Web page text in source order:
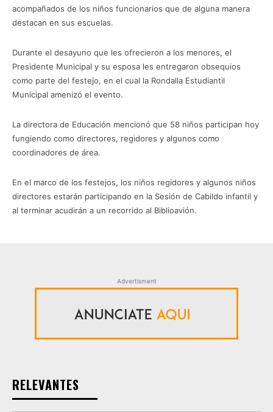
acompañados de los niños funcionarios que de alguna manera
destacan en sus escuelas.
Durante el desayuno que les ofrecieron a los menores, el
Presidente Municipal y su esposa les entregaron obsequios
como parte del festejo, en el cual la Rondalla Estudiantil
Municipal amenizó el evento.
La directora de Educación mencionó que 58 niños participan hoy
fungiendo como directores, regidores y algunos como
coordinadores de área.
En el marco de los festejos, los niños regidores y algunos niños
directores estarán participando en la Sesión de Cabildo infantil y
al terminar acudirán a un recorrido al Biblioavión.
Advertisment
RELEVANTES